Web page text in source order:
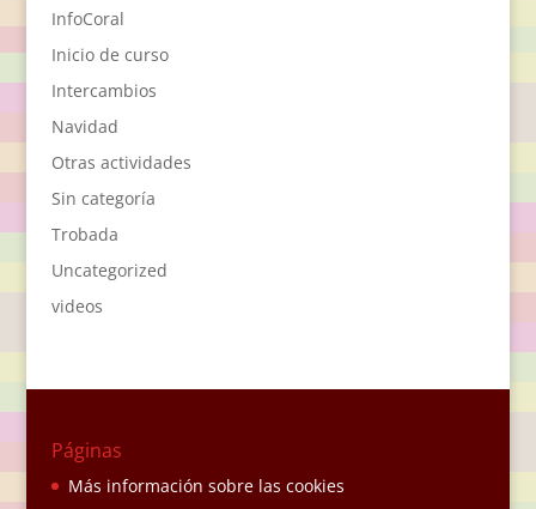
InfoCoral
Inicio de curso
Intercambios
Navidad
Otras actividades
Sin categoría
Trobada
Uncategorized
videos
Páginas
Más información sobre las cookies